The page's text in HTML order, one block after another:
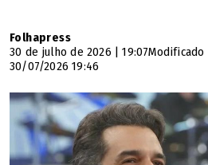
Teatro Sesi -- Avenida João Leite,
Genoveva
Entrada gratuita, mediante
alimento não perecível
Folhapress
30 de julho de 2026 | 19:07Modificado
30/07/2026 19:46